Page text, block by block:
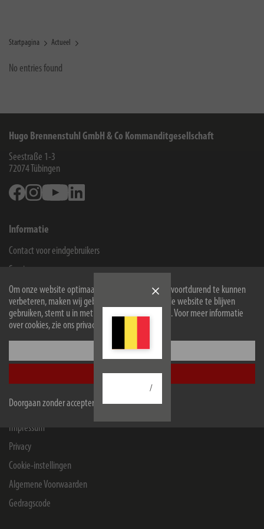
Om onze website optimaal voor u in te richten en voortdurend te kunnen
verbeteren, maken wij gebruik van cookies. Door de website te blijven
gebruiken, stemt u in met het gebruik van cookies. Voor meer informatie
over cookies, zie ons privacybeleid.
Configureer
Accepteer alle
Doorgaan zonder accepteren
/
Startpagina Actueel
No entries found
Hugo Brennenstuhl GmbH & Co Kommanditgesellschaft
Seestraße 1-3
72074 Tübingen
FacebookInstagramYoutube
Informatie
Contact voor eindgebruikers
Service
Onderneming
Winkeliers en bedrijven
Juridische zaken
Impressum
Privacy
Cookie-instellingen
Algemene Voorwaarden
Gedragscode